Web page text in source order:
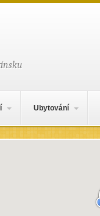
Ubytování